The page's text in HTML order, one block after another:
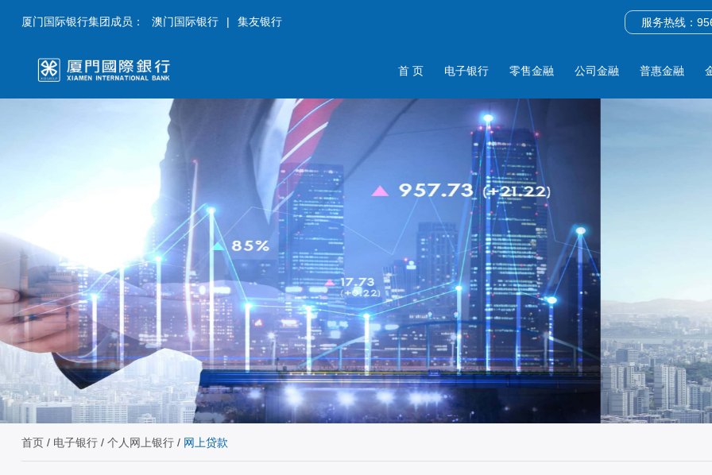
服务热线：
厦门国际银行集团成员： 澳门国际银行 | 集友银行
首 页 电子银行 零售金融 公司金融 普惠金融
首页/ 电子银行/ 个人网上银行/ 网上贷款